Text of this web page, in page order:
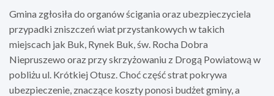
Gmina zgłosiła do organów ścigania oraz ubezpieczyciela
przypadki zniszczeń wiat przystankowych w takich
miejscach jak Buk, Rynek Buk, św. Rocha Dobra
Niepruszewo oraz przy skrzyżowaniu z Drogą Powiatową w
pobliżu ul. Krótkiej Otusz. Choć część strat pokrywa
ubezpieczenie, znaczące koszty ponosi budżet gminy, a